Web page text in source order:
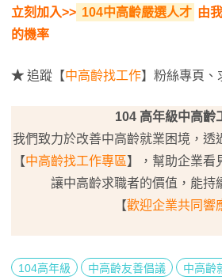
立刻加入>> 104中高齡嚴選人才 由
的機率
★ 追蹤【中高齡找工作】粉絲專頁
104 高年級中高齡
我們致力於改善中高齡就業困境，透
【中高齡找工作專區】，幫助企業看
讓中高齡求職者的價值，能持
【歡迎企業共同響
104高年級 中高齡友善倡議 中高齡